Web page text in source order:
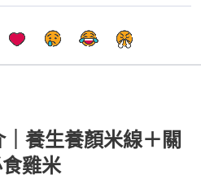
養生養顏米線＋關
雞米